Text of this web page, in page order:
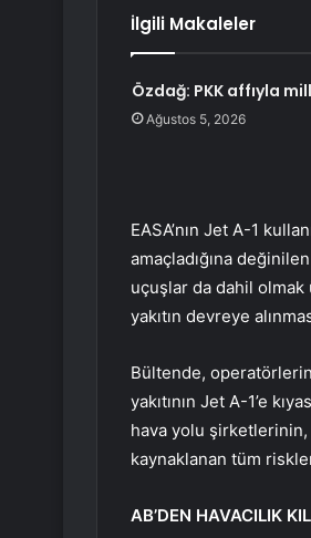
İlgili Makaleler
Özdağ: PKK affıyla
Ağustos 5, 2026
EASA’nın Jet A-1
amaçladığına
uçuşlar da dahil olmak
yakıtın devreye
Bültende,
yakıtının Jet A-1’e
hava yolu şirketlerinin,
kaynaklanan tüm
AB’DEN HAVACILIK